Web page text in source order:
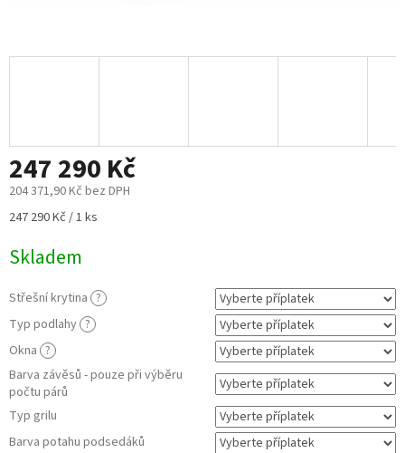
247 290 Kč
204 371,90 Kč bez DPH
Měrná
247 290 Kč / 1 ks
Skladem
Střešní krytina ?
Typ podlahy ?
Okna ?
Barva závěsů - pouze při výběru
počtu párů
Typ grilu
Barva potahu podsedáků